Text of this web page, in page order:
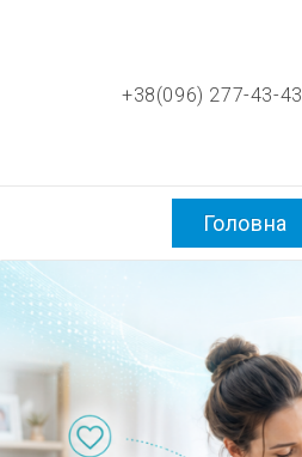
+38(096) 277-43-43
Головна